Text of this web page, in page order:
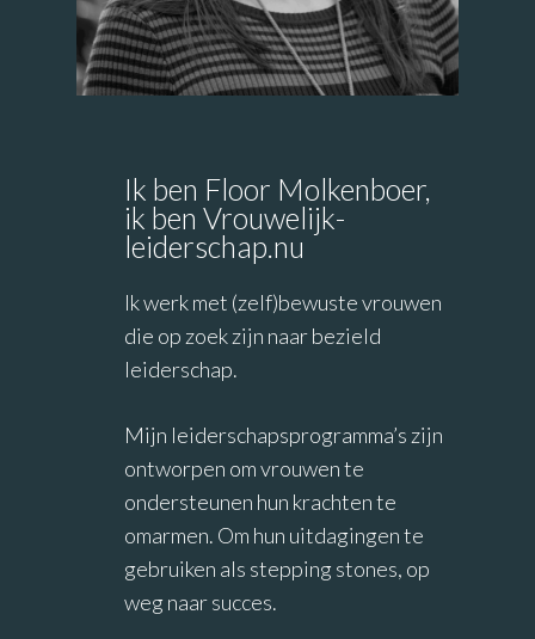
Ik ben Floor Molkenboer,
ik ben Vrouwelijk-
leiderschap.nu
Ik werk met (zelf)bewuste vrouwen
die op zoek zijn naar bezield
leiderschap.
Mijn leiderschapsprogramma’s zijn
ontworpen om vrouwen te
ondersteunen hun krachten te
omarmen. Om hun uitdagingen te
gebruiken als stepping stones, op
weg naar succes.